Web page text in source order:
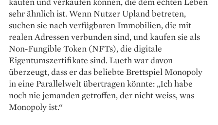
sehr ähnlich ist. Wenn Nutzer Upland betreten,
suchen sie nach verfügbaren Immobilien, die mit
realen Adressen verbunden sind, und kaufen sie als
Non-Fungible Token (NFTs), die digitale
Eigentumszertifikate sind. Lueth war davon
überzeugt, dass er das beliebte Brettspiel Monopoly
in eine Parallelwelt übertragen könnte: „Ich habe
noch nie jemanden getroffen, der nicht weiss, was
Monopoly ist.“